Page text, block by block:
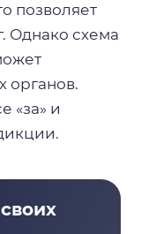
позволяет
Однако схема
органов.
«за» и